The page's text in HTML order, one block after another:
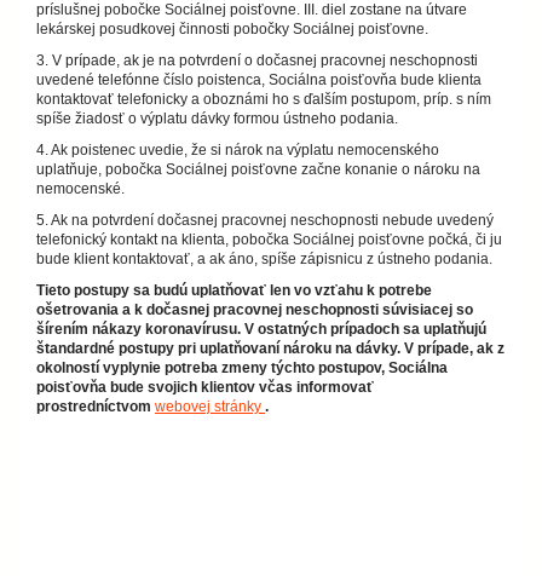
príslušnej pobočke Sociálnej poisťovne. III. diel zostane na útvare
lekárskej posudkovej činnosti pobočky Sociálnej poisťovne.
3. V prípade, ak je na potvrdení o dočasnej pracovnej neschopnosti
uvedené telefónne číslo poistenca, Sociálna poisťovňa bude klienta
kontaktovať telefonicky a oboznámi ho s ďalším postupom, príp. s ním
spíše žiadosť o výplatu dávky formou ústneho podania.
4. Ak poistenec uvedie, že si nárok na výplatu nemocenského
uplatňuje, pobočka Sociálnej poisťovne začne konanie o nároku na
nemocenské.
5. Ak na potvrdení dočasnej pracovnej neschopnosti nebude uvedený
telefonický kontakt na klienta, pobočka Sociálnej poisťovne počká, či ju
bude klient kontaktovať, a ak áno, spíše zápisnicu z ústneho podania.
Tieto postupy sa budú uplatňovať len vo vzťahu k potrebe
ošetrovania a k dočasnej pracovnej neschopnosti súvisiacej so
šírením nákazy koronavírusu. V ostatných prípadoch sa uplatňujú
štandardné postupy pri uplatňovaní nároku na dávky. V prípade, ak z
okolností vyplynie potreba zmeny týchto postupov, Sociálna
poisťovňa bude svojich klientov včas informovať
prostredníctvom webovej stránky .